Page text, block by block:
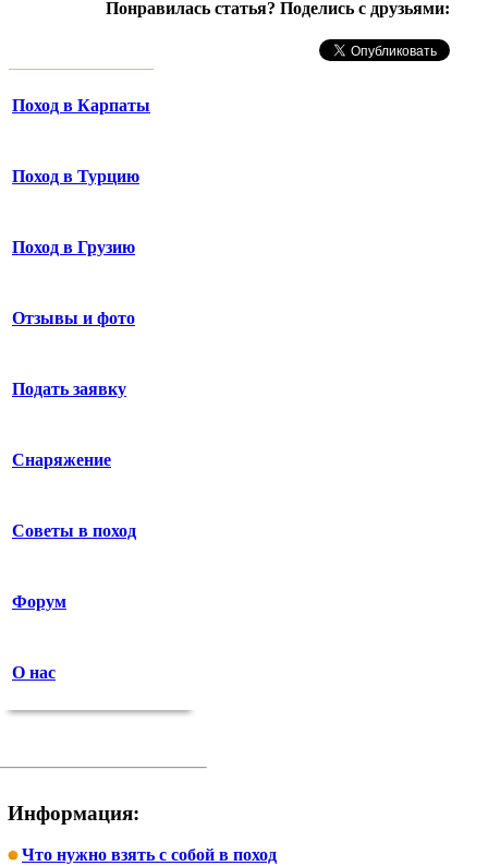
Понравилась статья? Поделись с друзьями:
Поход в Карпаты
Поход в Турцию
Поход в Грузию
Отзывы и фото
Подать заявку
Снаряжение
Советы в поход
Форум
О нас
Информация:
Что нужно взять с собой в поход